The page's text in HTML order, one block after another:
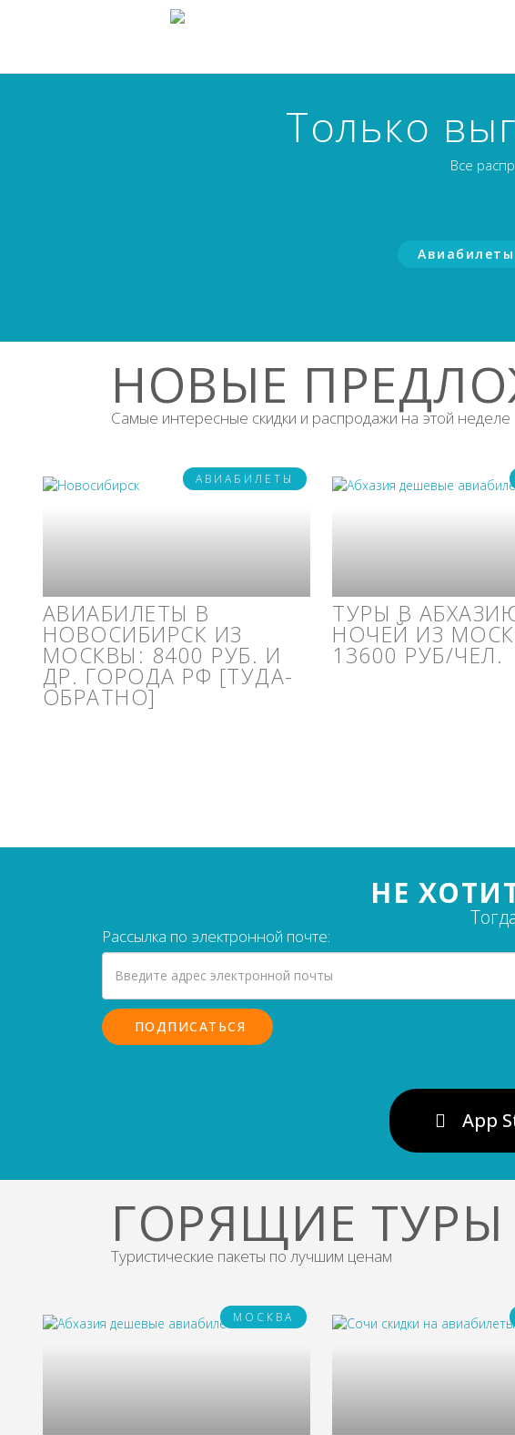
Только
Все
Авиабилеты
НОВЫЕ
Самые интересные скидки и распродажи на этой неделе
АВИАБИЛЕТЫ
АВИАБИЛЕТЫ В
НОВОСИБИРСК ИЗ
МОСКВЫ: 8400 РУБ. И
ДР. ГОРОДА РФ [ТУДА-
ОБРАТНО]
ТУРЫ В
НОЧЕЙ ИЗ
13600 РУБ/ЧЕЛ.
НЕ
Рассылка по электронной почте:
App
ГОРЯЩИЕ ТУРЫ
Туристические пакеты по лучшим ценам
МОСКВА